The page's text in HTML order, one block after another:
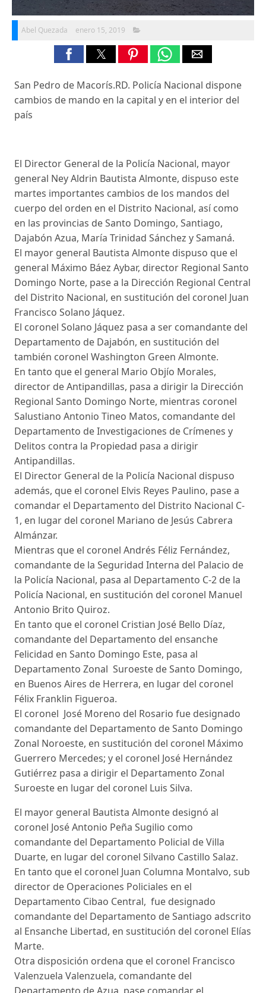
Abel Quezada enero 15, 2019
San Pedro de Macorís.RD. Policía Nacional dispone
cambios de mando en la capital y en el interior del
país
El Director General de la Policía Nacional, mayor
general Ney Aldrin Bautista Almonte, dispuso este
martes importantes cambios de los mandos del
cuerpo del orden en el Distrito Nacional, así como
en las provincias de Santo Domingo, Santiago,
Dajabón Azua, María Trinidad Sánchez y Samaná.
El mayor general Bautista Almonte dispuso que el
general Máximo Báez Aybar, director Regional Santo
Domingo Norte, pase a la Dirección Regional Central
del Distrito Nacional, en sustitución del coronel Juan
Francisco Solano Jáquez.
El coronel Solano Jáquez pasa a ser comandante del
Departamento de Dajabón, en sustitución del
también coronel Washington Green Almonte.
En tanto que el general Mario Objío Morales,
director de Antipandillas, pasa a dirigir la Dirección
Regional Santo Domingo Norte, mientras coronel
Salustiano Antonio Tineo Matos, comandante del
Departamento de Investigaciones de Crímenes y
Delitos contra la Propiedad pasa a dirigir
Antipandillas.
El Director General de la Policía Nacional dispuso
además, que el coronel Elvis Reyes Paulino, pase a
comandar el Departamento del Distrito Nacional C-
1, en lugar del coronel Mariano de Jesús Cabrera
Almánzar.
Mientras que el coronel Andrés Féliz Fernández,
comandante de la Seguridad Interna del Palacio de
la Policía Nacional, pasa al Departamento C-2 de la
Policía Nacional, en sustitución del coronel Manuel
Antonio Brito Quiroz.
En tanto que el coronel Cristian José Bello Díaz,
comandante del Departamento del ensanche
Felicidad en Santo Domingo Este, pasa al
Departamento Zonal Suroeste de Santo Domingo,
en Buenos Aires de Herrera, en lugar del coronel
Félix Franklin Figueroa.
El coronel José Moreno del Rosario fue designado
comandante del Departamento de Santo Domingo
Zonal Noroeste, en sustitución del coronel Máximo
Guerrero Mercedes; y el coronel José Hernández
Gutiérrez pasa a dirigir el Departamento Zonal
Suroeste en lugar del coronel Luis Silva.
El mayor general Bautista Almonte designó al
coronel José Antonio Peña Sugilio como
comandante del Departamento Policial de Villa
Duarte, en lugar del coronel Silvano Castillo Salaz.
En tanto que el coronel Juan Columna Montalvo, sub
director de Operaciones Policiales en el
Departamento Cibao Central, fue designado
comandante del Departamento de Santiago adscrito
al Ensanche Libertad, en sustitución del coronel Elías
Marte.
Otra disposición ordena que el coronel Francisco
Valenzuela Valenzuela, comandante del